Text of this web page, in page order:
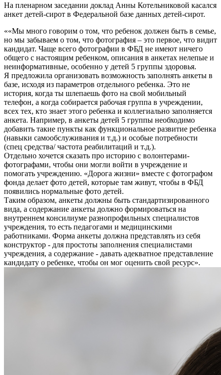
На пленарном заседании доклад Анны Котельниковой касался
анкет детей-сирот в Федеральной базе данных детей-сирот.
««Мы много говорим о том, что ребенок должен быть в семье,
но мы забываем о том, что фотография – это первое, что видит
кандидат. Чаще всего фотографии в ФБД не имеют ничего
общего с настоящим ребенком, описания в анкетах нелепые и
неинформативные, особенно у детей 5 группы здоровья.
Я предложила организовать возможность заполнять анкеты в
базе, исходя из параметров отдельного ребенка. Это не
история, когда ты шлепаешь фото на свой мобильный
телефон, а когда собирается рабочая группа в учреждении,
всех тех, кто знает этого ребенка и коллегиально заполняется
анкета. Например, в анкеты детей 5 группы необходимо
добавить такие пункты как функциональное развитие ребенка
(навыки самообслуживания и т.д.) и особые потребности
(спец средства/ частота реабилитаций и т.д.).
Отдельно хочется сказать про историю с волонтерами-
фотографами, чтобы они могли войти в учреждение и
помогать учреждению. «Дорога жизни» вместе с фотографом
фонда делает фото детей, которые там живут, чтобы в ФБД
появились нормальные фото детей.
Таким образом, анкеты должны быть стандартизированного
вида, а содержание анкеты должно формироваться на
внутреннем консилиуме разнопрофильных специалистов
учреждения, то есть педагогами и медицинскими
работниками. Форма анкеты должна представлять из себя
конструктор - для простоты заполнения специалистами
учреждения, а содержание - давать адекватное представление
кандидату о ребенке, чтобы он мог оценить свой ресурс».